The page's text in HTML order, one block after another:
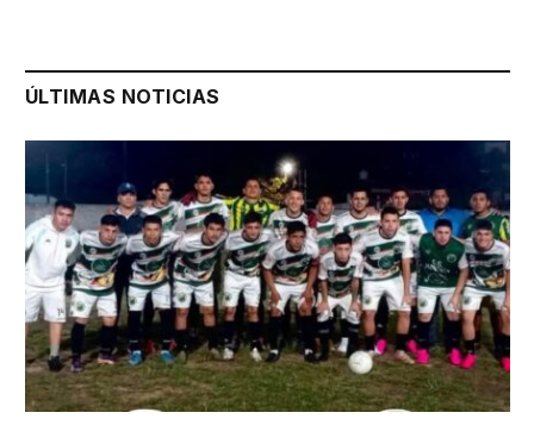
ÚLTIMAS NOTICIAS